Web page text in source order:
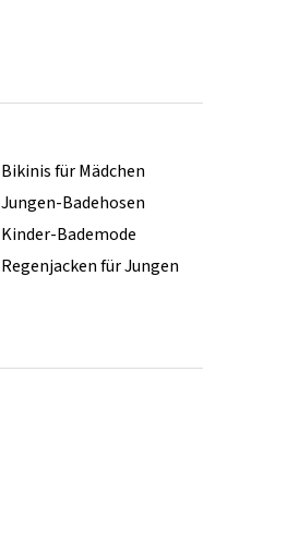
Bikinis für Mädchen
Jungen-Badehosen
Kinder-Bademode
Regenjacken für Jungen